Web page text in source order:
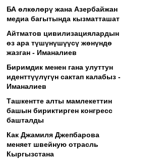
БА өлкөлөрү жана Азербайжан
медиа багытында кызматташат
Айтматов цивилизациялардын
өз ара түшүнүшүүсү жөнүндө
жазган - Иманалиев
Биримдик менен гана улуттун
иденттүүлүгүн сактап калабыз -
Иманалиев
Ташкентте алты мамлекеттин
башын бириктирген конгресс
башталды
Как Джамиля Джепбарова
меняет швейную отрасль
Кыргызстана